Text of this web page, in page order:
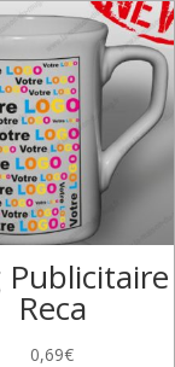
Publicitaire
Reca
0,69€